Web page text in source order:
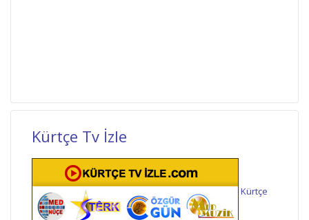
Kürtçe Tv İzle
Kürtçe